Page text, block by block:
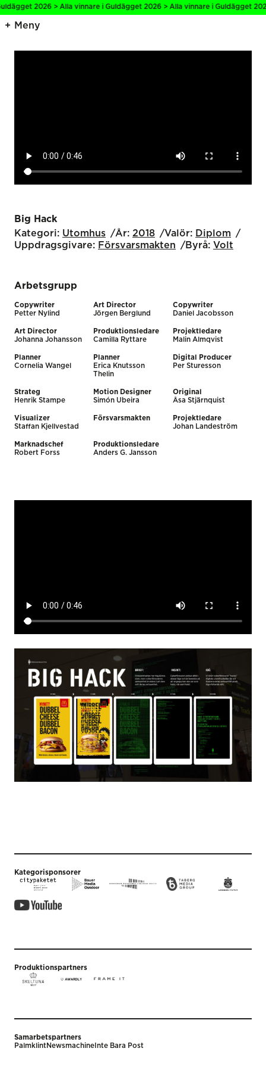
2026 > Alla vinnare i Guldägget 2026 > Alla vinnare i Guldägget
Meny
Big Hack
Kategori: Utomhus År: 2018 Valör: Diplom
Uppdragsgivare: Försvarsmakten Byrå: Volt
Arbetsgrupp
Copywriter
Petter Nylind
Art Director
Jörgen Berglund
Copywriter
Daniel Jacobsson
Art Director
Johanna Johansson
Produktionsledare
Camilla Ryttare
Projektledare
Malin Almqvist
Planner
Cornelia Wangel
Planner
Erica Knutsson
Thelin
Digital Producer
Per Sturesson
Strateg
Henrik Stampe
Motion Designer
Simón Ubeira
Original
Åsa Stjärnquist
Visualizer
Staffan Kjellvestad
Försvarsmakten
Projektledare
Johan Landeström
Marknadschef
Robert Forss
Produktionsledare
Anders G. Jansson
Kategorisponsorer
Produktionspartners
Samarbetspartners
PalmklintNewsmachine Inte Bara Post